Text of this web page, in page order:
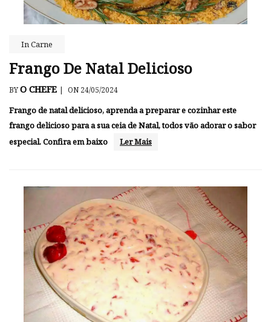
InCarne
Frango De Natal Delicioso
BYO CHEFE | ON 24/05/2024
Frango de natal delicioso, aprenda a preparar e cozinhar este
frango delicioso para a sua ceia de Natal, todos vão adorar o sabor
especial. Confira em baixo
Ler Mais